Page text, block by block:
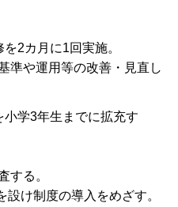
2カ月に1回実施。
準や運用等の改善・見直し
学3年生までに拡充す
する。
け制度の導入をめざす。